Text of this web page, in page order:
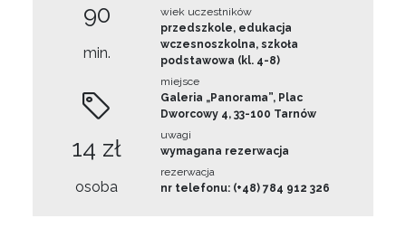
90
min.
14 zł
osoba
wiek uczestników
przedszkole, edukacja
wczesnoszkolna, szkoła
podstawowa (kl. 4-8)
miejsce
Galeria „Panorama”, Plac
Dworcowy 4, 33-100 Tarnów
uwagi
wymagana rezerwacja
rezerwacja
nr telefonu: (+48) 784 912 326